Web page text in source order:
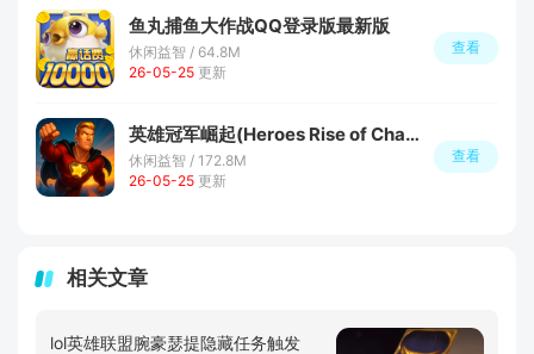
鱼丸捕鱼大作战QQ登录版最新版
休闲益智 / 64.8M
26-05-25 更新
查看
英雄冠军崛起(Heroes Rise of Champions)
休闲益智 / 172.8M
26-05-25 更新
查看
相关文章
lol英雄联盟腕豪瑟提隐藏任务触发